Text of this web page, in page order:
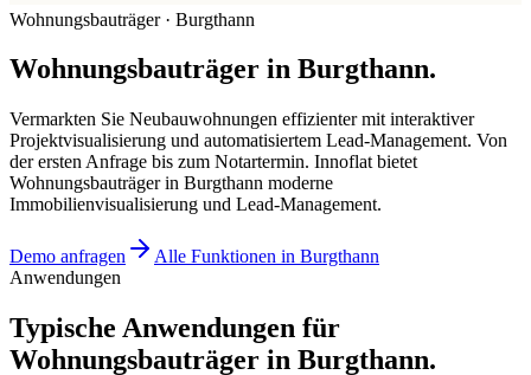
Wohnungsbauträger · Burgthann
Wohnungsbauträger in Burgthann.
Vermarkten Sie Neubauwohnungen effizienter mit interaktiver
Projektvisualisierung und automatisiertem Lead-Management. Von
der ersten Anfrage bis zum Notartermin. Innoflat bietet
Wohnungsbauträger in Burgthann moderne
Immobilienvisualisierung und Lead-Management.
Demo anfragen
Alle Funktionen in Burgthann
Anwendungen
Typische Anwendungen für
Wohnungsbauträger in Burgthann.